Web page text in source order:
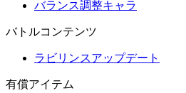
バランス調整キャラ
バトルコンテンツ
ラビリンスアップデート
有償アイテム